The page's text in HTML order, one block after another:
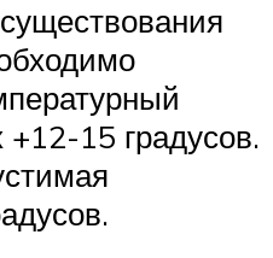
15 градусов.